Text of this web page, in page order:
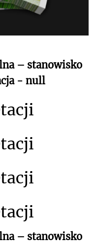
– stanowisko
- null
– stanowisko